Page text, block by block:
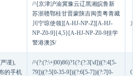
/^[京津沪渝冀豫云辽黑湘皖鲁新
苏浙赣鄂桂甘晋蒙陕吉闽贵粤青藏
川宁琼使领][A-HJ-NP-Z][A-HJ-
NP-Z0-9]{4,5}[A-HJ-NP-Z0-9挂学
警港澳]$/
京
谨),
的手机
/^(?:(?:\+|00)86)?1(?:(?:3[\d])|(?:4[5-
79])|(?:5[0-35-9])|(?:6[5-7])|(?:7[0-